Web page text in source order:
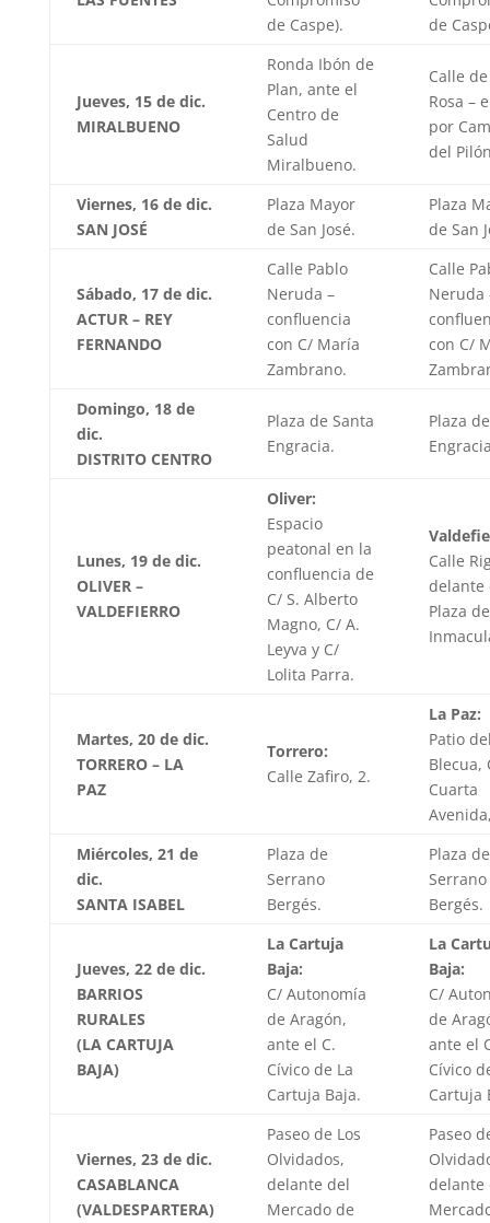
de Caspe).
de
Jueves, 15 de dic.
MIRALBUENO
Ronda Ibón de
Plan, ante el
Centro de
Salud
Miralbueno.
Calle
Rosa –
por
del
Viernes, 16 de dic.
SAN JOSÉ
Plaza Mayor
de San José.
Plaza
de San
Sábado, 17 de dic.
ACTUR – REY
FERNANDO
Calle Pablo
Neruda –
confluencia
con C/ María
Zambrano.
Calle
Neruda
con C/
Domingo, 18 de
dic.
DISTRITO CENTRO
Plaza de Santa
Engracia.
Plaza
Lunes, 19 de dic.
OLIVER –
VALDEFIERRO
Oliver:
Espacio
peatonal en la
confluencia de
C/ S. Alberto
Magno, C/ A.
Leyva y C/
Lolita Parra.
Calle
delante
Plaza
Martes, 20 de dic.
TORRERO – LA
PAZ
Torrero:
Calle Zafiro, 2.
La Paz:
Patio
Blecua,
Cuarta
Miércoles, 21 de
dic.
SANTA ISABEL
Plaza de
Serrano
Bergés.
Plaza de
Serrano
Bergés.
Jueves, 22 de dic.
BARRIOS
RURALES
(LA CARTUJA
BAJA)
La Cartuja
Baja:
C/ Autonomía
de Aragón,
ante el C.
Cívico de La
Cartuja Baja.
La
Baja:
C/
de
ante el
Cívico
Cartuja
Viernes, 23 de dic.
CASABLANCA
(VALDESPARTERA)
Paseo de Los
Olvidados,
delante del
Mercado de
Paseo
delante